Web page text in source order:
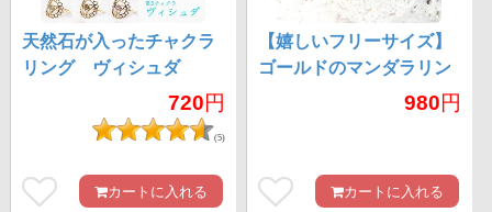
天然石が入ったチャクラ
リング ヴィシュダ
720円
(5)
カートに入れる
【嬉しいフリーサイズ】
ゴールドのマンダラリン
980円
カートに入れる